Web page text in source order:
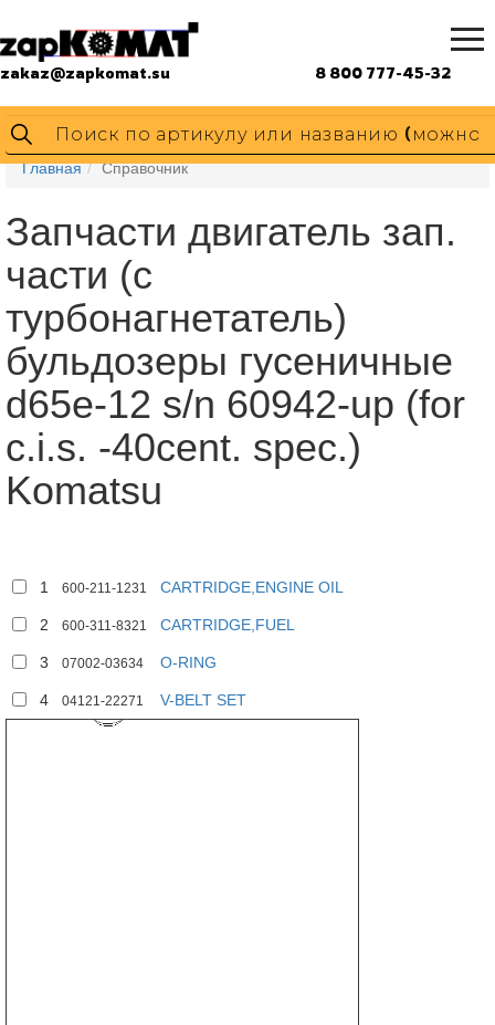
zakaz@zapkomat.su 8 800 777-45-32
Главная Справочник
Запчасти двигатель зап.
части (с
турбонагнетатель)
бульдозеры гусеничные
d65e-12 s/n 60942-up (for
c.i.s. -40cent. spec.)
Komatsu
1 600-211-1231 CARTRIDGE,ENGINE OIL
2 600-311-8321 CARTRIDGE,FUEL
3 07002-03634 O-RING
4 04121-22271 V-BELT SET
1 2